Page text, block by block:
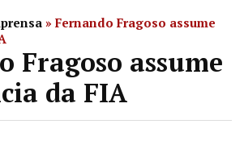
» Fernando Fragoso assume
Fragoso assume
da FIA